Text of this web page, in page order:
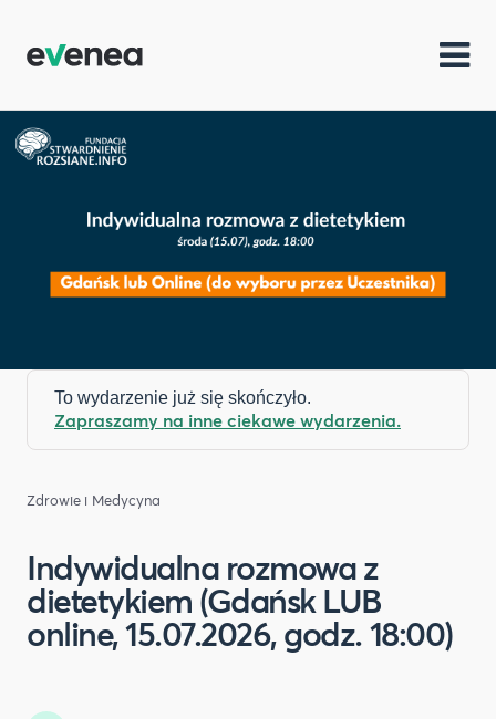
To wydarzenie już się skończyło.
Zapraszamy na inne ciekawe wydarzenia.
Zdrowie i Medycyna
Indywidualna rozmowa z
dietetykiem (Gdańsk LUB
online, 15.07.2026, godz. 18:00)